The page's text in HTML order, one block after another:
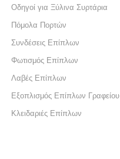
Οδηγοί για Ξύλινα Συρτάρια
Πόμολα Πορτών
Συνδέσεις Επίπλων
Φωτισμός Επίπλων
Λαβές Επίπλων
Εξοπλισμός Επίπλων Γραφείου
Κλειδαριές Επίπλων